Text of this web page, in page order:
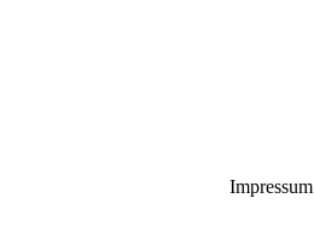
Impressum